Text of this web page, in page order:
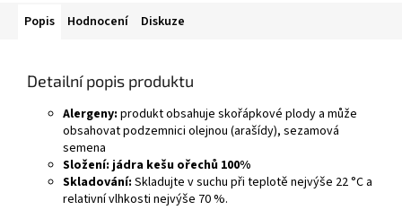
Popis Hodnocení Diskuze
Detailní popis produktu
Alergeny: produkt obsahuje skořápkové plody a může
obsahovat podzemnici olejnou (arašídy), sezamová
semena
Složení: jádra kešu ořechů 100%
Skladování: Skladujte v suchu při teplotě nejvýše 22 °C a
relativní vlhkosti nejvýše 70 %.